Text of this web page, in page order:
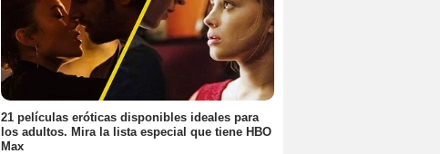
21 películas eróticas disponibles ideales para
los adultos. Mira la lista especial que tiene HBO
Max